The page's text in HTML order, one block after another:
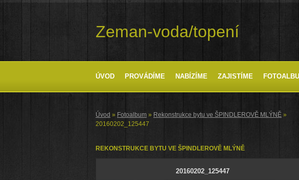
Zeman-voda/topení
ÚVOD PROVÁDÍME NABÍZÍME ZAJISTÍME
Úvod » Fotoalbum » Rekonstrukce bytu ve ŠPINDLEROVĚ MLÝNĚ »
20160202_125447
REKONSTRUKCE BYTU VE ŠPINDLEROVĚ MLÝNĚ
20160202_125447